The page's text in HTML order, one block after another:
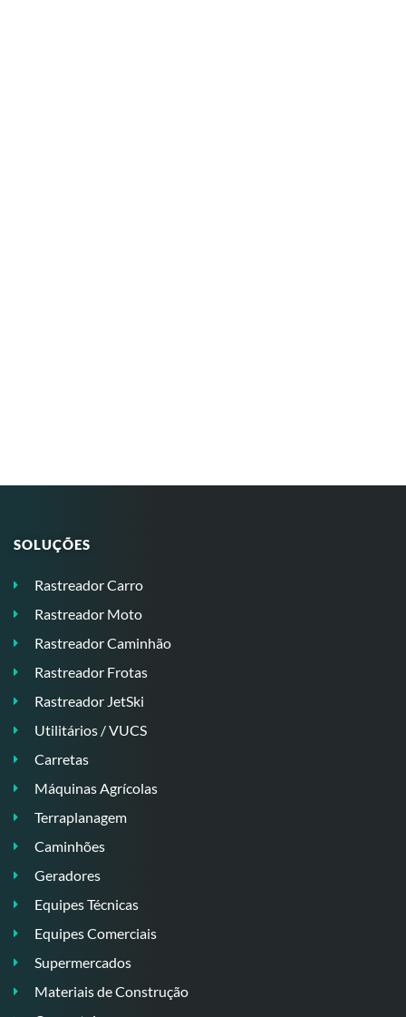
SOLUÇÕES
Rastreador Carro
Rastreador Moto
Rastreador Caminhão
Rastreador Frotas
Rastreador JetSki
Utilitários / VUCS
Carretas
Máquinas Agrícolas
Terraplanagem
Caminhões
Geradores
Equipes Técnicas
Equipes Comerciais
Supermercados
Materiais de Construção